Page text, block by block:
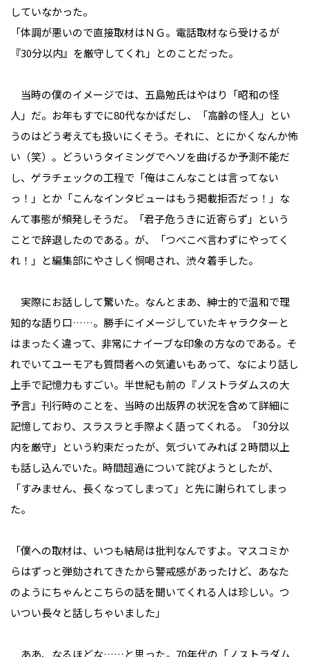
していなかった。
「体調が悪いので直接取材はＮＧ。電話取材なら受けるが
『30分以内』を厳守してくれ」とのことだった。
当時の僕のイメージでは、五島勉氏はやはり「昭和の怪
人」だ。お年もすでに80代なかばだし、「高齢の怪人」とい
うのはどう考えても扱いにくそう。それに、とにかくなんか怖
い（笑）。どういうタイミングでヘソを曲げるか予測不能だ
し、ゲラチェックの工程で「俺はこんなことは言ってない
っ！」とか「こんなインタビューはもう掲載拒否だっ！」な
んて事態が頻発しそうだ。「君子危うきに近寄らず」という
ことで辞退したのである。が、「つべこべ言わずにやってく
れ！」と編集部にやさしく恫喝され、渋々着手した。
実際にお話しして驚いた。なんとまあ、紳士的で温和で理
知的な語り口……。勝手にイメージしていたキャラクターと
はまったく違って、非常にナイーブな印象の方なのである。そ
れでいてユーモアも質問者への気遣いもあって、なにより話し
上手で記憶力もすごい。半世紀も前の『ノストラダムスの大
予言』刊行時のことを、当時の出版界の状況を含めて詳細に
記憶しており、スラスラと手際よく語ってくれる。「30分以
内を厳守」という約束だったが、気づいてみれば２時間以上
も話し込んでいた。時間超過について詫びようとしたが、
「すみません、長くなってしまって」と先に謝られてしまっ
た。
「僕への取材は、いつも結局は批判なんですよ。マスコミか
らはずっと弾劾されてきたから警戒感があったけど、あなた
のようにちゃんとこちらの話を聞いてくれる人は珍しい。つ
いつい長々と話しちゃいました」
ああ、なるほどな……と思った。70年代の「ノストラダム